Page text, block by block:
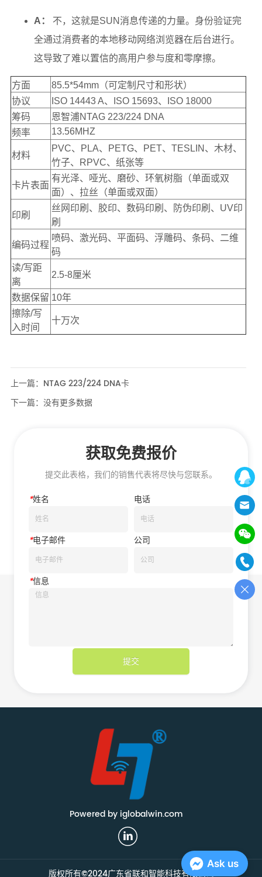
上一篇： NTAG 223/224 DNA卡
下一篇：没有更多数据
获取免费报价
提交此表格，我们的销售代表将尽快与您联系。
*姓名 电话
*电子邮件 公司
*信息
提交
Powered by iglobalwin.com
版权所有©2024广东省联和智能科技有限公司
Ask us